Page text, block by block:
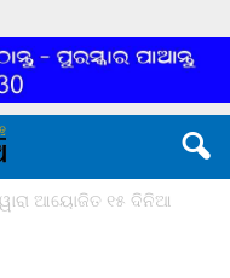
ଆୟୋଜିତ ୧୫ ଦିନିଆ